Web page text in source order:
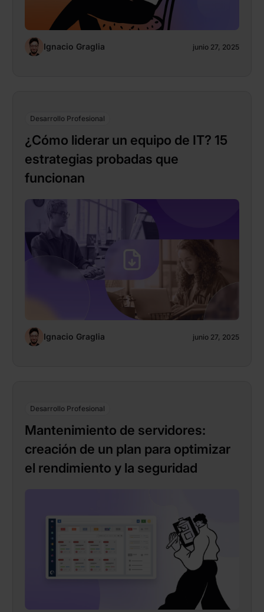
Ignacio Graglia junio 27, 2025
Desarrollo Profesional
¿Cómo liderar un equipo de IT? 15
estrategias probadas que
funcionan
Ignacio Graglia junio 27, 2025
Desarrollo Profesional
Mantenimiento de servidores:
creación de un plan para optimizar
el rendimiento y la seguridad